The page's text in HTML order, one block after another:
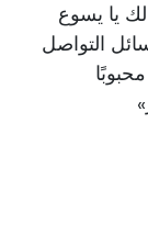
يا يسوع
التواصل